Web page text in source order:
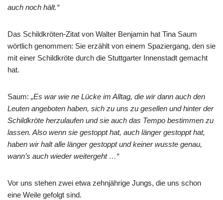
auch noch hält.“
Das Schildkröten-Zitat von Walter Benjamin hat Tina Saum
wörtlich genommen: Sie erzählt von einem Spaziergang, den sie
mit einer Schildkröte durch die Stuttgarter Innenstadt gemacht
hat.
Saum: „Es war wie ne Lücke im Alltag, die wir dann auch den
Leuten angeboten haben, sich zu uns zu gesellen und hinter der
Schildkröte herzulaufen und sie auch das Tempo bestimmen zu
lassen. Also wenn sie gestoppt hat, auch länger gestoppt hat,
haben wir halt alle länger gestoppt und keiner wusste genau,
wann’s auch wieder weitergeht …“
Vor uns stehen zwei etwa zehnjährige Jungs, die uns schon
eine Weile gefolgt sind.